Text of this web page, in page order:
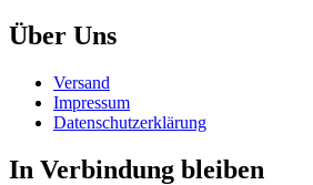
Über Uns
Versand
Impressum
Daten­schutz­erklärung
In Verbindung bleiben